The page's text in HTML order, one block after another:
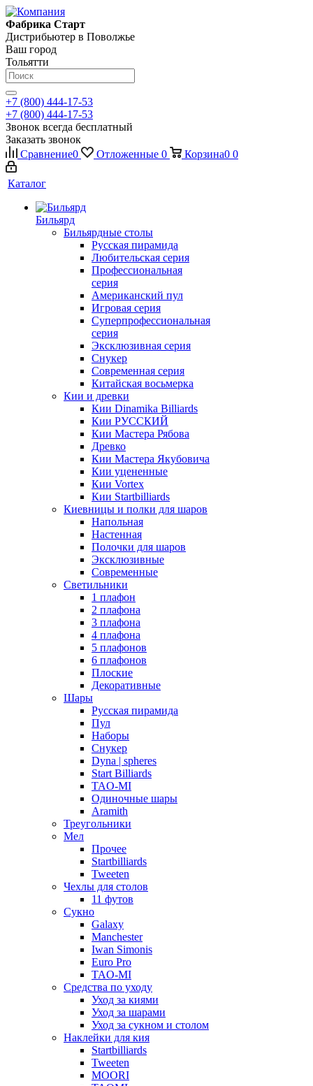
Фабрика Старт
Дистрибьютер в Поволжье
Ваш город
Тольятти
+7 (800) 444-17-53
+7 (800) 444-17-53
Звонок всегда бесплатный
Заказать звонок
Сравнение0 Отложенные 0 Корзина0 0
Каталог
Бильярд
Бильярдные столы
Русская пирамида
Любительская серия
Профессиональная
серия
Американский пул
Игровая серия
Суперпрофессиональная
серия
Эксклюзивная серия
Снукер
Современная серия
Китайская восьмерка
Кии и древки
Кии Dinamika Billiards
Кии РУССКИЙ
Кии Мастера Рябова
Древко
Кии Мастера Якубовича
Кии уцененные
Кии Vortex
Кии Startbilliards
Киевницы и полки для шаров
Напольная
Настенная
Полочки для шаров
Эксклюзивные
Современные
Светильники
1 плафон
2 плафона
3 плафона
4 плафона
5 плафонов
6 плафонов
Плоские
Декоративные
Шары
Русская пирамида
Пул
Наборы
Снукер
Dyna | spheres
Start Billiards
TAO-MI
Одиночные шары
Aramith
Треугольники
Мел
Прочее
Startbilliards
Tweeten
Чехлы для столов
11 футов
Сукно
Galaxy
Manchester
Iwan Simonis
Euro Pro
TAO-MI
Средства по уходу
Уход за киями
Уход за шарами
Уход за сукном и столом
Наклейки для кия
Startbilliards
Tweeten
MOORI